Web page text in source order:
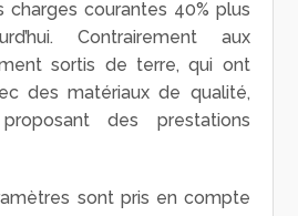
courantes 40% plus
Contrairement aux
sortis de terre, qui ont
des matériaux de qualité,
des prestations
sont pris en compte